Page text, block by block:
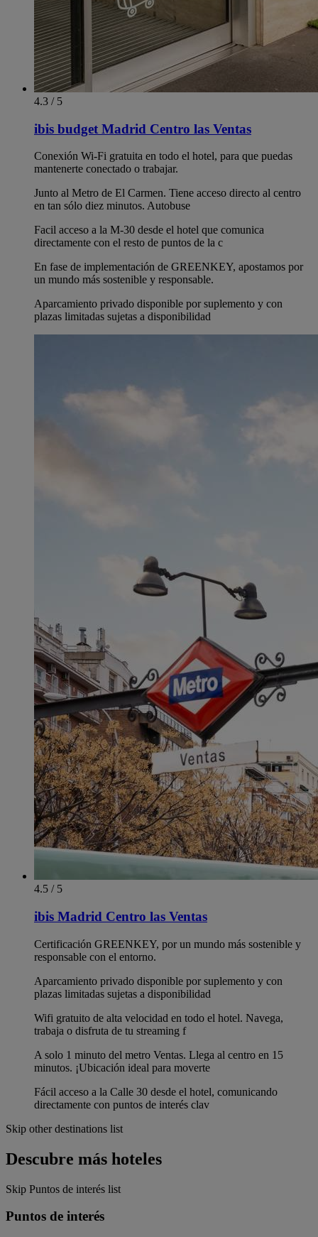
4.3 / 5
ibis budget Madrid Centro las Ventas
Conexión Wi-Fi gratuita en todo el hotel, para que puedas
mantenerte conectado o trabajar.
Junto al Metro de El Carmen. Tiene acceso directo al centro
en tan sólo diez minutos. Autobuse
Facil acceso a la M-30 desde el hotel que comunica
directamente con el resto de puntos de la c
En fase de implementación de GREENKEY, apostamos por
un mundo más sostenible y responsable.
Aparcamiento privado disponible por suplemento y con
plazas limitadas sujetas a disponibilidad
4.5 / 5
ibis Madrid Centro las Ventas
Certificación GREENKEY, por un mundo más sostenible y
responsable con el entorno.
Aparcamiento privado disponible por suplemento y con
plazas limitadas sujetas a disponibilidad
Wifi gratuito de alta velocidad en todo el hotel. Navega,
trabaja o disfruta de tu streaming f
A solo 1 minuto del metro Ventas. Llega al centro en 15
minutos. ¡Ubicación ideal para moverte
Fácil acceso a la Calle 30 desde el hotel, comunicando
directamente con puntos de interés clav
Skip other destinations list
Descubre más hoteles
Skip Puntos de interés list
Puntos de interés